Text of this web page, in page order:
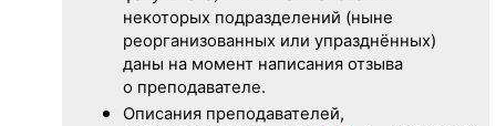
некоторых подразделений (ныне
реорганизованных или упразднённых)
даны на момент написания отзыва
о преподавателе.
Описания преподавателей,